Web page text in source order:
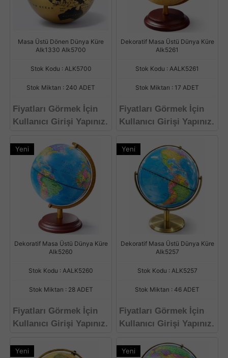
Masa Üstü Dönen Dünya Küre
Alk1330 Alk5700
Stok Kodu : ALK5700
Stok Miktarı : 240 ADET
Fiyatları Görmek İçin
Kullanıcı Girişi Yapınız.
Dekoratif Masa Üstü Dünya Küre
Alk5261
Stok Kodu : AALK5261
Stok Miktarı : 17 ADET
Fiyatları Görmek İçin
Kullanıcı Girişi Yapınız.
Yeni
Dekoratif Masa Üstü Dünya Küre
Alk5260
Stok Kodu : AALK5260
Stok Miktarı : 28 ADET
Fiyatları Görmek İçin
Kullanıcı Girişi Yapınız.
Yeni
Dekoratif Masa Üstü Dünya Küre
Alk5257
Stok Kodu : ALK5257
Stok Miktarı : 46 ADET
Fiyatları Görmek İçin
Kullanıcı Girişi Yapınız.
Yeni Yeni